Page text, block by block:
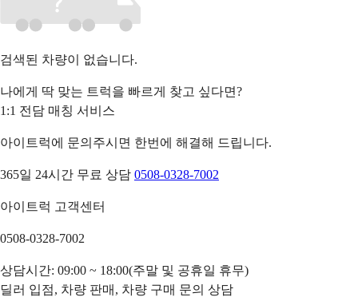
검색된 차량이 없습니다.
나에게 딱 맞는 트럭을 빠르게 찾고 싶다면?
1:1 전담 매칭 서비스
아이트럭에 문의주시면 한번에 해결해 드립니다.
365일 24시간 무료 상담 0508-0328-7002
아이트럭 고객센터
0508-0328-7002
상담시간: 09:00 ~ 18:00(주말 및 공휴일 휴무)
딜러 입점, 차량 판매, 차량 구매 문의 상담